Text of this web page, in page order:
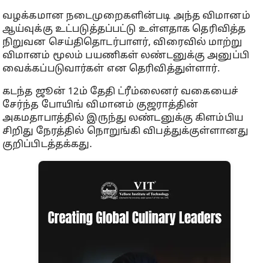
வழக்கமான நடைமுறைகளின்படி அந்த விமானம்
ஆய்வுக்கு உட்படுத்தப்பட்டு உள்ளதாக தெரிவித்த
நிறுவன செய்திதொடர்பாளர், விரைவில் மாற்று
விமானம் மூலம் பயணிகள் லண்டனுக்கு அனுப்பி
வைக்கப்படுவார்கள் என தெரிவித்துள்ளார்.
கடந்த ஜூன் 12ம் தேதி ட்ரீம்லைனர் வகையைச்
சேர்ந்த போயிங் விமானம் குஜராத்தின்
அகமதாபாத்தில் இருந்து லண்டனுக்கு கிளம்பிய
சிறிது நேரத்தில் நொறுங்கி விபத்துக்குள்ளானது
குறிப்பிடத்தக்கது.